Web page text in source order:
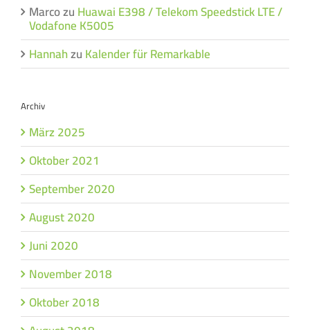
MarcozuHuawai E398 / Telekom Speedstick LTE /
Vodafone K5005
HannahzuKalender für Remarkable
Archiv
März 2025
Oktober 2021
September 2020
August 2020
Juni 2020
November 2018
Oktober 2018